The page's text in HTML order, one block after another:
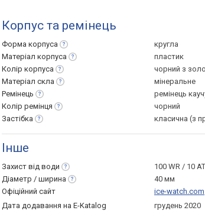
Корпус та ремінець
Форма корпуса
кругла
Матеріал корпуса
пластик
Колір корпуса
чорний з
Матеріал скла
мінеральне
Ремінець
ремінець
Колір ремінця
чорний
Застібка
класична (з
Інше
Захист від води
100 WR / 10
Діаметр / ширина
40 мм
Офіційний сайт
ice-watch.com
Дата додавання на E-Katalog
грудень 2020